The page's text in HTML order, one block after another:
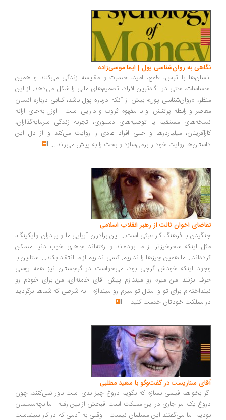
به روان‌شناسی پول | ایما موسی‌زاده
با ترس، طمع، امید، حسرت و مقایسه زندگی می‌کنند و همین
حتی در آگاه‌ترین افراد، تصمیم‌های مالی را شکل می‌دهد. از این
«روان‌شناسی پول» بیش از آنکه درباره پول باشد، کتابی درباره انسان
و رابطه پرتنش او با مفهوم ثروت و دارایی است... اوزل به‌جای ارائه
مستقیم یا توصیه‌های دستوری، تجربه زندگی سرمایه‌گذاران،
میلیاردرها و حتی افراد عادی را روایت می‌کند و از دل این
روایت خود را برمی‌سازد و بحث را به پیش می‌راند...
اخوان ثالث از رهبر انقلاب اسلامی
با فرهنگ کار عبثی است... این برادران آریایی ما و برادران وایکینگ،
اینکه سحرخیزتر از ما بوده‌اند و رفته‌اند جاهای خوب دنیا مسکن
ما همین چیزها را نداریم. کسی نداریم از ما انتقاد بکند... استالین با
اینکه خودش گرجی بود، می‌خواست در گرجستان نیز همه روسی
بزنند...من میرم رو میندازم پیش آقای خامنه‌ای، من برای خودم رو
برای تو و امثال تو میرم رو میندازم... به شرطی که شماها برگردید
مملکت خودتان خدمت کنید...
سناریست در گفت‌وگو با سعید مطلبی
بخواهم فیلمی بسازم که بگویم دروغ چیز بدی است باور نمی‌کنند، چون
یک امر جاری در این مملکت است. قبحش از بین رفته... ما بچه‌مسلمان
اما می‌گفتند این مسلمان نیست... وقتی به آدمی که در کار سینماست